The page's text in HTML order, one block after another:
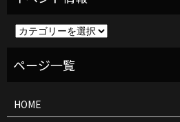
ト
HOME